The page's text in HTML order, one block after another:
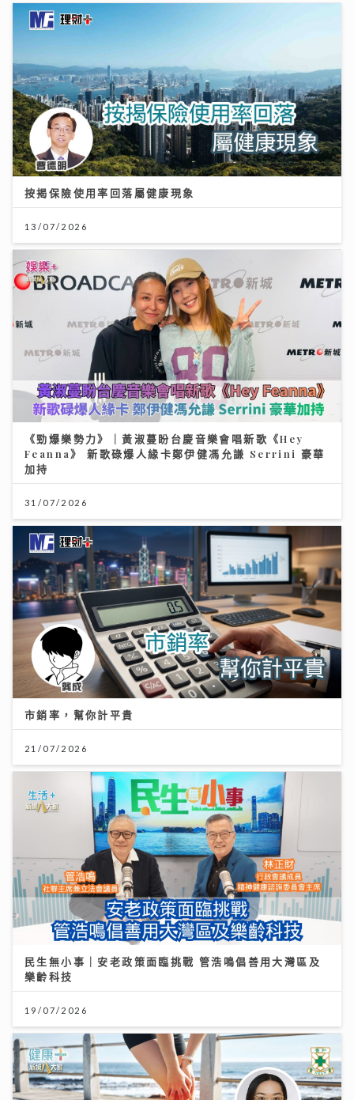
按揭保險使用率回落屬健康現象
13/07/2026
《勁爆樂勢力》｜黃淑蔓盼台慶音樂會唱新歌《Hey
Feanna》 新歌碌爆人緣卡鄭伊健馮允謙 Serrini 豪華
加持
31/07/2026
市銷率，幫你計平貴
21/07/2026
民生無小事｜安老政策面臨挑戰 管浩鳴倡善用大灣區及
樂齡科技
19/07/2026